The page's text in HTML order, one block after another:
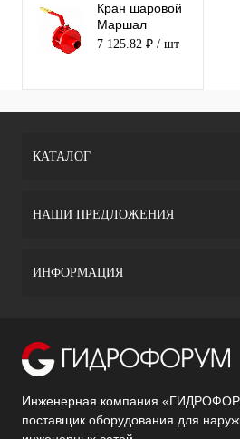
Кран шаровой
Маршал
11с67п 5СП
7 125.82 ₽ / шт
КАТАЛОГ
НАШИ ПРЕДЛОЖЕНИЯ
ИНФОРМАЦИЯ
Инженерная компания
поставщик оборудования для